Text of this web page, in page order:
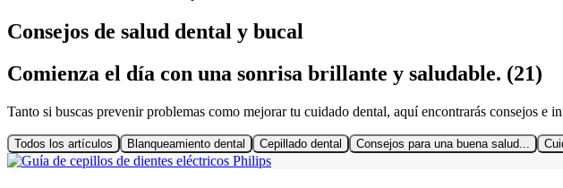
Consejos de salud dental y bucal
Comienza el día con una sonrisa brillante y saludable. (21)
Tanto si buscas prevenir problemas como mejorar tu cuidado dental, aquí encontrarás consejos e
Todos los artículos Blanqueamiento dental Cepillado dental Consejos para una buena salud...